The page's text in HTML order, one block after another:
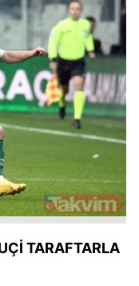
TARAFTARLA